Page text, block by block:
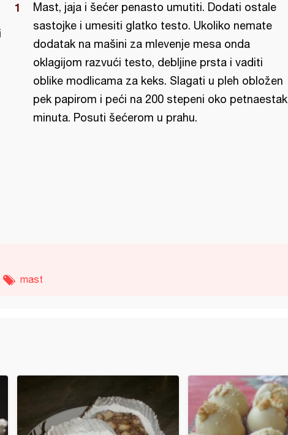
Mast, jaja i šećer penasto umutiti. Dodati ostale
sastojke i umesiti glatko testo. Ukoliko nemate
dodatak na mašini za mlevenje mesa onda
oklagijom razvući testo, debljine prsta i vaditi
oblike modlicama za keks. Slagati u pleh obložen
pek papirom i peći na 200 stepeni oko petnaestak
minuta. Posuti šećerom u prahu.
mast